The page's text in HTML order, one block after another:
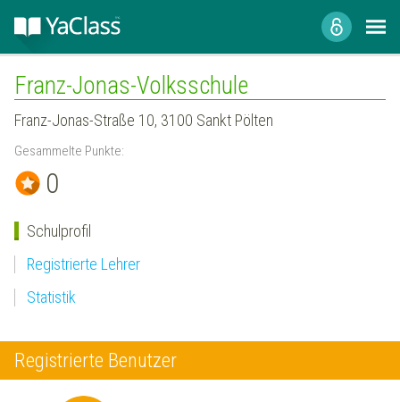
Franz-Jonas-Volksschule
Franz-Jonas-Straße 10, 3100 Sankt Pölten
Gesammelte Punkte:
0
Schulprofil
Registrierte Lehrer
Statistik
Registrierte Benutzer